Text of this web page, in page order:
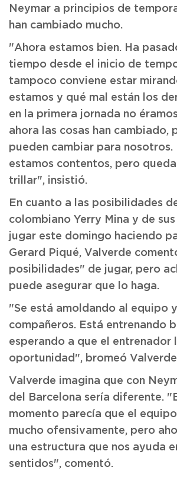
Neymar a principios de
han cambiado mucho.
"Ahora estamos bien. Ha
tiempo desde el inicio de
tampoco conviene estar
estamos y qué mal están los
en la primera jornada no
ahora las cosas han cambiado,
pueden cambiar para nosotros.
estamos contentos, pero
trillar", insistió.
En cuanto a las posibilidades
colombiano Yerry Mina y de
jugar este domingo haciendo
Gerard Piqué, Valverde
posibilidades" de jugar, pero
puede asegurar que lo haga.
"Se está amoldando al equipo
compañeros. Está entrenando
esperando a que el entrenador
oportunidad", bromeó
Valverde imagina que con
del Barcelona sería diferente.
momento parecía que el
mucho ofensivamente, pero
una estructura que nos ayuda
sentidos", comentó.